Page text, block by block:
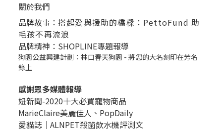
關於我們
品牌故事： 搭起愛與援助的橋樑：PettoFund 助
毛孩不再流浪
品牌精神：SHOPLINE專題報導
狗園公益興建計劃：林口春天狗園 - 將您的大名刻印在芳名
錄上
感謝眾多媒體報導
妞新聞-2020十大必買寵物商品
MarieClaire美麗佳人、 PopDaily
愛貓誌｜ALNPET殺菌飲水機評測文